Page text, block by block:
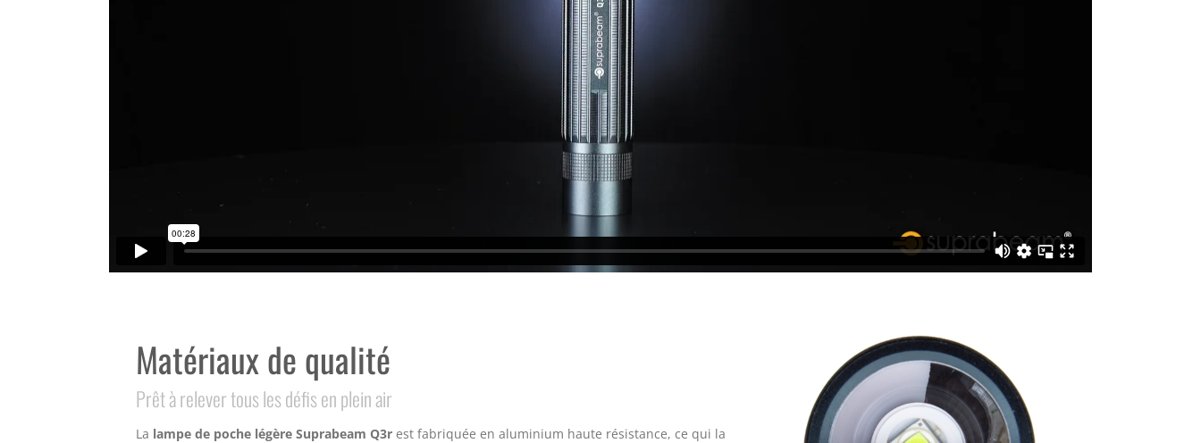
Matériaux de qualité
Prêt à relever tous les défis en plein air
La lampe de poche légère Suprabeam Q3r est fabriquée en aluminium haute résistance, ce qui la